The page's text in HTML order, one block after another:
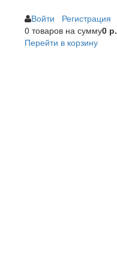
Войти
Регистрация
0 товаровна сумму0 р.
Перейти в корзину